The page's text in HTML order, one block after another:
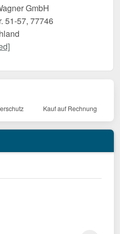
GmbH
51-57, 77746
Kauf auf Rechnung